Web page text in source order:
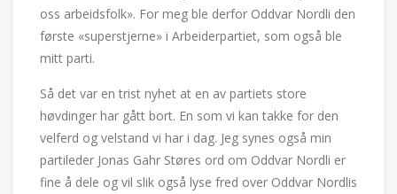
oss arbeidsfolk». For meg ble derfor Oddvar Nordli den
første «superstjerne» i Arbeiderpartiet, som også ble
mitt parti.
Så det var en trist nyhet at en av partiets store
høvdinger har gått bort. En som vi kan takke for den
velferd og velstand vi har i dag. Jeg synes også min
partileder Jonas Gahr Støres ord om Oddvar Nordli er
fine å dele og vil slik også lyse fred over Oddvar Nordlis